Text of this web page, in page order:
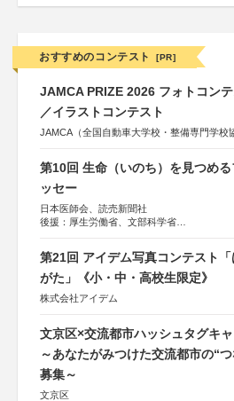
おすすめのコンテスト [PR]
JAMCA PRIZE 2026 フォトコン
／イラストコンテスト
JAMCA（全国自動車大学校・整備専門学校
第10回 生命（いのち）を見つめ
ッセー
日本医師会、読売新聞社
後援：厚生労働省、文部科学省
第21回 アイデム写真コンテスト
がた」《小・中・高校生限定》
株式会社アイデム
文京区×交流都市ハッシュタグキ
～あなたがみつけた交流都市の“
募集～
文京区